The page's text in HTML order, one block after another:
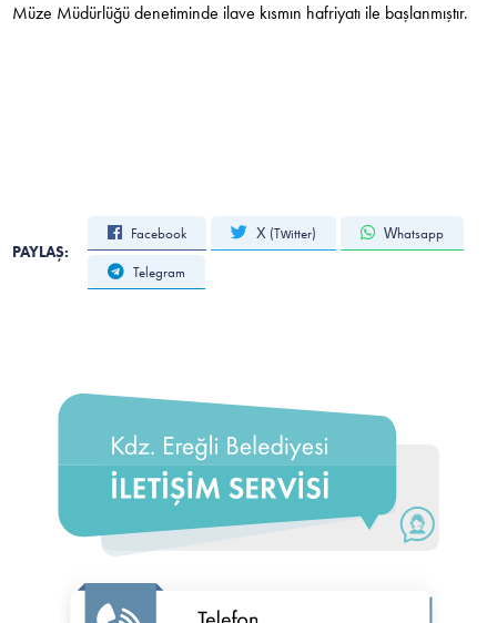
Müze Müdürlüğü denetiminde ilave kısmın hafriyatı ile başlanmıştır.
PAYLAŞ:
Facebook X (Twitter) Whatsapp
Telegram